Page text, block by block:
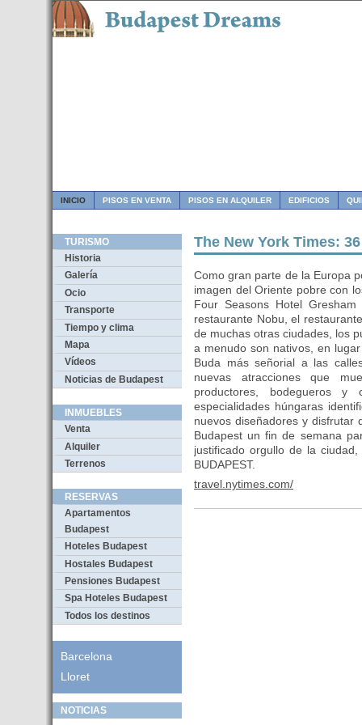
INICIO PISOS EN VENTA PISOS EN ALQUILER EDIFICIOS
TURISMO
Historia
Galería
Ocio
Transporte
Tiempo y clima
Mapa
Vídeos
Noticias de Budapest
INMUEBLES
Venta
Alquiler
Terrenos
RESERVAS
Apartamentos
Budapest
Hoteles Budapest
Hostales Budapest
Pensiones Budapest
Spa Hoteles Budapest
Todos los destinos
Barcelona
Lloret
NOTICIAS
The New York Times:
Como gran parte de la Europa
imagen del Oriente pobre con
Four Seasons Hotel
restaurante Nobu, el
de muchas otras ciudades, los
a menudo son nativos, en
Buda más señorial a las
nuevas atracciones que
productores, bodegueros
especialidades húngaras
nuevos diseñadores y disfrutar
Budapest un fin de semana
justificado orgullo de la
BUDAPEST.
travel.nytimes.com/